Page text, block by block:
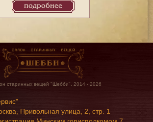
подробнее
старинных вещей "Шебби", 2014 - 2026
Привольная улица, 2, стр. 1